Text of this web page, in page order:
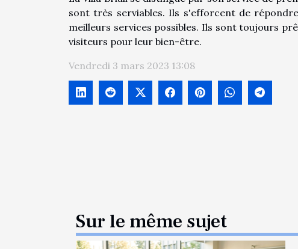
sont très serviables. Ils s'efforcent de
meilleurs services possibles. Ils sont toujours
visiteurs pour leur bien-être.
Vendredi 3 mars 2023 13:08
Sur le même sujet